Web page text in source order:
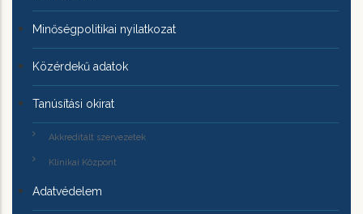
Minőségpolitikai nyilatkozat
Közérdekű adatok
Tanúsítási okirat
Akkreditált szervezetek
Klinikai Központ
Adatvédelem